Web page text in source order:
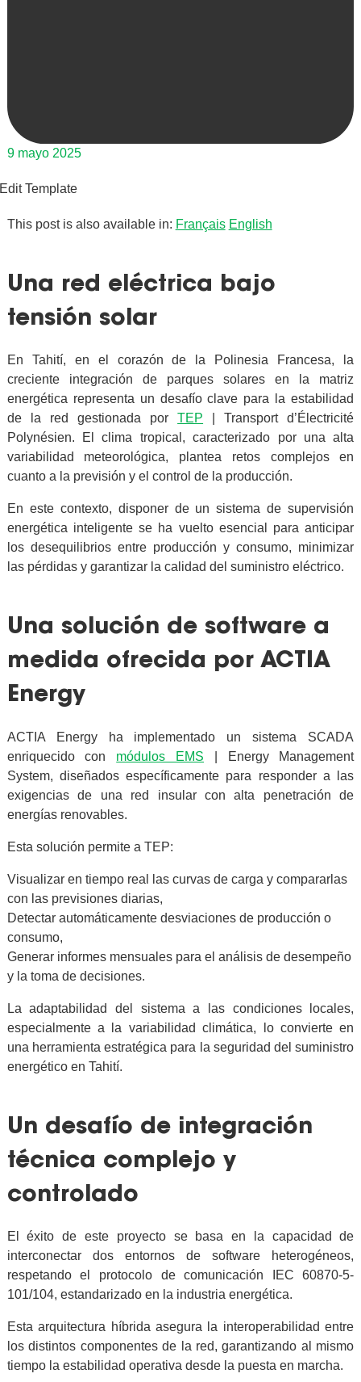
9 mayo 2025
Template
This post is also available in: Français English
Una red eléctrica bajo
tensión solar
En Tahití, en el corazón de la Polinesia Francesa, la
creciente integración de parques solares en la matriz
energética representa un desafío clave para la estabilidad
de la red gestionada porTEP | Transport d’Électricité
Polynésien. El clima tropical, caracterizado por una alta
variabilidad meteorológica, plantea retos complejos en
cuanto a la previsión y el control de la producción.
En este contexto, disponer de un sistema de supervisión
energética inteligente se ha vuelto esencial para anticipar
los desequilibrios entre producción y consumo, minimizar
las pérdidas y garantizar la calidad del suministro eléctrico.
Una solución de software a
medida ofrecida por ACTIA
Energy
ACTIA Energy ha implementado un sistema SCADA
enriquecido con módulos EMS | Energy Management
System, diseñados específicamente para responder a las
exigencias de una red insular con alta penetración de
energías renovables.
Esta solución permite a TEP:
Visualizar en tiempo real las curvas de carga y compararlas
con las previsiones diarias,
Detectar automáticamente desviaciones de producción o
consumo,
Generar informes mensuales para el análisis de desempeño
y la toma de decisiones.
La adaptabilidad del sistema a las condiciones locales,
especialmente a la variabilidad climática, lo convierte en
una herramienta estratégica para la seguridad del suministro
energético en Tahití.
Un desafío de integración
técnica complejo y
controlado
El éxito de este proyecto se basa en la capacidad de
interconectar dos entornos de software heterogéneos,
respetando el protocolo de comunicación IEC 60870-5-
101/104, estandarizado en la industria energética.
Esta arquitectura híbrida asegura la interoperabilidad entre
los distintos componentes de la red, garantizando al mismo
tiempo la estabilidad operativa desde la puesta en marcha.